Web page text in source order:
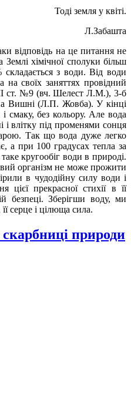
Тоді земля у квіті.
Л.Забашта
відповідь на це питання не
хімічної сполуки більш
з води. Від води
своїх заняттях провідний
ІІ ст. №9 (вч. Шелест Л.М.), 3-б
Вишні (Л.П. Жовба). У кінці
смаку, без кольору. Але вода
влітку під променями сонця
Так що вода дуже легко
а при 100 градусах тепла за
кругообіг води в природі.
організм не може прожити
в чудодійну силу води і
цієї прекрасної стихії в її
безпеці. Зберігши воду, ми
серце і цілюща сила.
природи